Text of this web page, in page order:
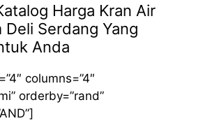
Harga Kran Air
Deli Serdang Yang
Anda
columns=”4″
orderby=”rand”